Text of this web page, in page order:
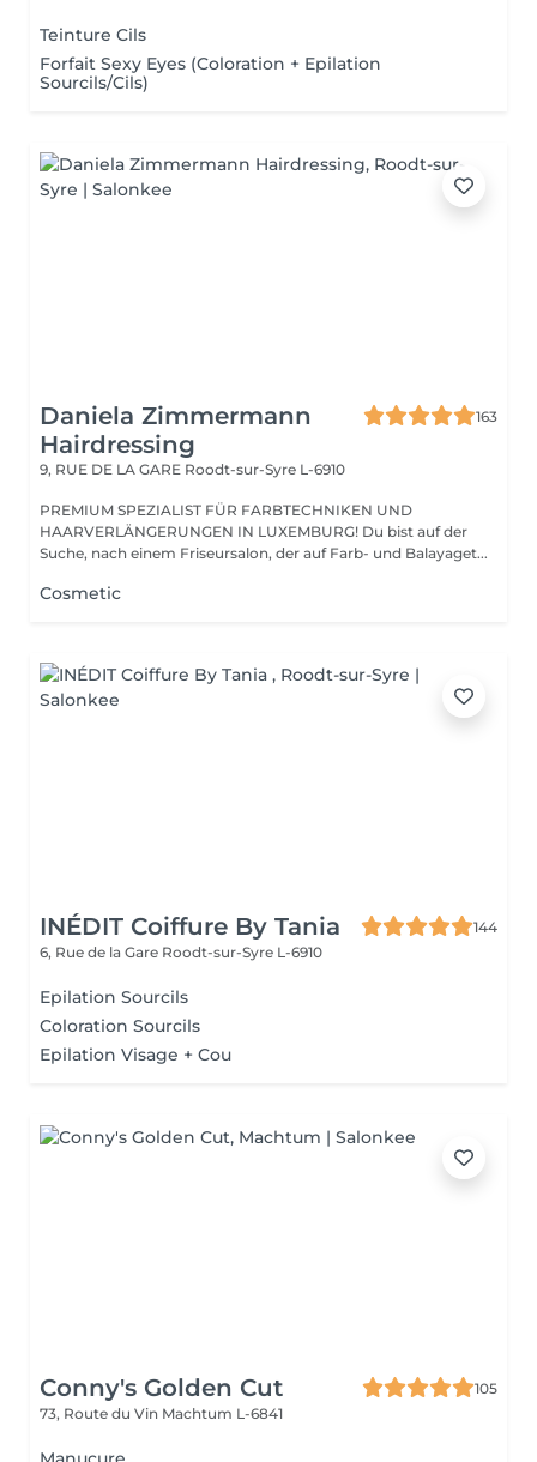
Teinture Cils
Forfait Sexy Eyes (Coloration + Epilation
Sourcils/Cils)
Daniela Zimmermann
Hairdressing
163
9, RUE DE LA GARE Roodt-sur-Syre L-6910
PREMIUM SPEZIALIST FÜR FARBTECHNIKEN UND
HAARVERLÄNGERUNGEN IN LUXEMBURG! Du bist auf der
Suche, nach einem Friseursalon, der auf Farb- und Balayaget...
Cosmetic
INÉDIT Coiffure By Tania
144
6, Rue de la Gare Roodt-sur-Syre L-6910
Epilation Sourcils
Coloration Sourcils
Epilation Visage + Cou
Conny's Golden Cut
105
73, Route du Vin Machtum L-6841